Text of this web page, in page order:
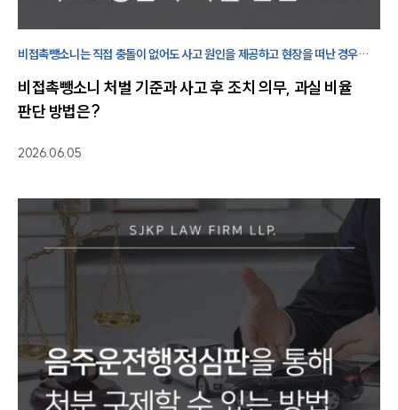
비접촉뺑소니는 직접 충돌이 없어도 사고 원인을 제공하고 현장을 떠난 경우
비접촉뺑소니 처벌 기준과 사고 후 조치 의무, 과실 비율
판단 방법은?
2026.06.05